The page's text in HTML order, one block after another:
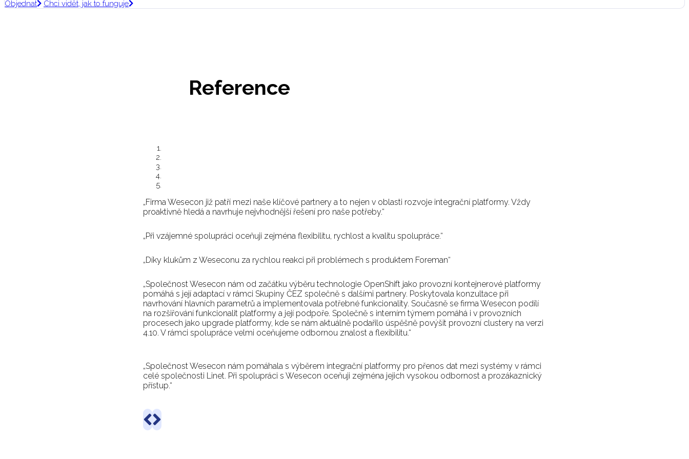
Objednat Chci vidět, jak to funguje
Reference
„Firma Wesecon již patří mezi naše klíčové partnery a to nejen v oblasti rozvoje integrační platformy. Vždy
proaktivně hledá a navrhuje nejvhodnější řešení pro naše potřeby.“
„Při vzájemné spolupráci oceňuji zejména flexibilitu, rychlost a kvalitu spolupráce.“
„Díky klukům z Weseconu za rychlou reakci při problémech s produktem Foreman“
„Společnost Wesecon nám od začátku výběru technologie OpenShift jako provozní kontejnerové platformy
pomáhá s její adaptací v rámci Skupiny ČEZ společně s dalšími partnery. Poskytovala konzultace při
navrhování hlavních parametrů a implementovala potřebné funkcionality. Současně se firma Wesecon podílí
na rozšiřování funkcionalit platformy a její podpoře. Společně s interním týmem pomáhá i v provozních
procesech jako upgrade platformy, kde se nám aktuálně podařilo úspěšně povýšit provozní clustery na verzi
4.10. V rámci spolupráce velmi oceňujeme odbornou znalost a flexibilitu.“
„Společnost Wesecon nám pomáhala s výběrem integrační platformy pro přenos dat mezi systémy v rámci
celé společnosti Linet. Při spolupráci s Wesecon oceňuji zejména jejich vysokou odbornost a prozákaznický
přístup.“